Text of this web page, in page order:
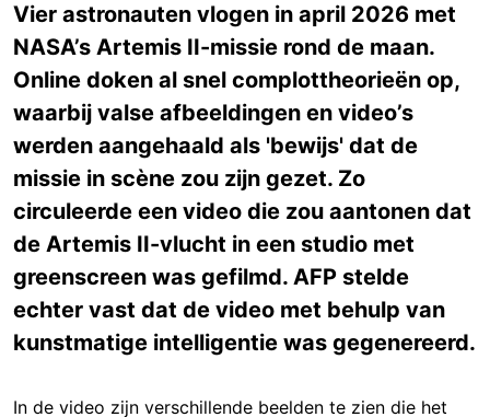
Vier astronauten vlogen in april 2026 met
NASA’s Artemis II-missie rond de maan.
Online doken al snel complottheorieën op,
waarbij valse afbeeldingen en video’s
werden aangehaald als 'bewijs' dat de
missie in scène zou zijn gezet. Zo
circuleerde een video die zou aantonen dat
de Artemis II-vlucht in een studio met
greenscreen was gefilmd. AFP stelde
echter vast dat de video met behulp van
kunstmatige intelligentie was gegenereerd.
In de video zijn verschillende beelden te zien die het